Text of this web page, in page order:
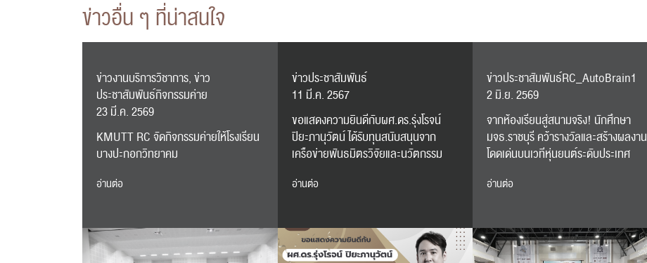
ข่าวอื่น ๆ ที่น่าสนใจ
ข่าวงานบริการวิชาการ, ข่าว
ประชาสัมพันธ์กิจกรรมค่าย
23 มี.ค. 2569
KMUTT RC จัดกิจกรรมค่ายให้โรงเรียน
บางปะกอกวิทยาคม
อ่านต่อ
ข่าวประชาสัมพันธ์
11 มี.ค. 2567
ขอแสดงความยินดีกับผศ.ดร.รุ่งโรจน์
ปิยะภานุวัตน์ ได้รับทุนสนับสนุนจาก
เครือข่ายพันธมิตรวิจัยและนวัตกรรม
อ่านต่อ
ข่าวประชาสัมพันธ์RC_AutoBrain1
2 มิ.ย. 2569
จากห้องเรียนสู่สนามจริง! นักศึกษา
มจธ.ราชบุรี คว้ารางวัลและสร้างผลงาน
โดดเด่นบนเวทีหุ่นยนต์ระดับประเทศ
อ่านต่อ
ส่งข่าวประชาสัมพันธ์
ส่งข่าวประชาสัมพันธ์
RC Activity